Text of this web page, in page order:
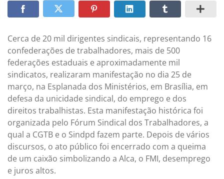
Cerca de 20 mil dirigentes sindicais, representando 16
confederações de trabalhadores, mais de 500
federações estaduais e aproximadamente mil
sindicatos, realizaram manifestação no dia 25 de
março, na Esplanada dos Ministérios, em Brasília, em
defesa da unicidade sindical, do emprego e dos
direitos trabalhistas. Esta manifestação histórica foi
organizada pelo Fórum Sindical dos Trabalhadores, a
qual a CGTB e o Sindpd fazem parte. Depois de vários
discursos, o ato público foi encerrado com a queima
de um caixão simbolizando a Alca, o FMI, desemprego
e juros altos.